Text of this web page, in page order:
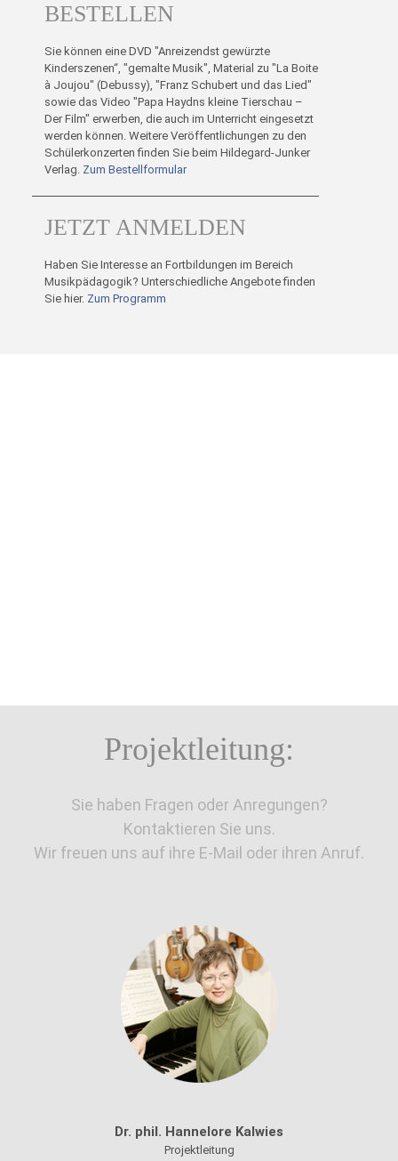
BESTELLEN
Sie können eine DVD "Anreizendst gewürzte
Kinderszenen“, "gemalte Musik", Material zu "La Boite
à Joujou" (Debussy), "Franz Schubert und das Lied"
sowie das Video "Papa Haydns kleine Tierschau –
Der Film" erwerben, die auch im Unterricht eingesetzt
werden können. Weitere Veröffentlichungen zu den
Schülerkonzerten finden Sie beim Hildegard-Junker
Verlag.Zum Bestellformular
JETZT ANMELDEN
Haben Sie Interesse an Fortbildungen im Bereich
Musikpädagogik? Unterschiedliche Angebote finden
Sie hier. Zum Programm
Projektleitung:
Sie haben Fragen oder Anregungen?
Kontaktieren Sie uns.
Wir freuen uns auf ihre E-Mail oder ihren Anruf.
Dr. phil. Hannelore Kalwies
Projektleitung